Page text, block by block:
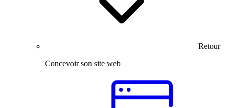
Retour
Concevoir son site web